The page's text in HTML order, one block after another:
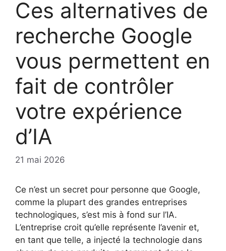
Ces alternatives de
recherche Google
vous permettent en
fait de contrôler
votre expérience
d’IA
21 mai 2026
Ce n’est un secret pour personne que Google,
comme la plupart des grandes entreprises
technologiques, s’est mis à fond sur l’IA.
L’entreprise croit qu’elle représente l’avenir et,
en tant que telle, a injecté la technologie dans